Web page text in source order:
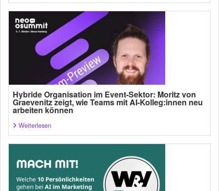
Hybride Organisation im Event-Sektor: Moritz von
Graevenitz zeigt, wie Teams mit AI-Kolleg:innen neu
arbeiten können
Weiterlesen